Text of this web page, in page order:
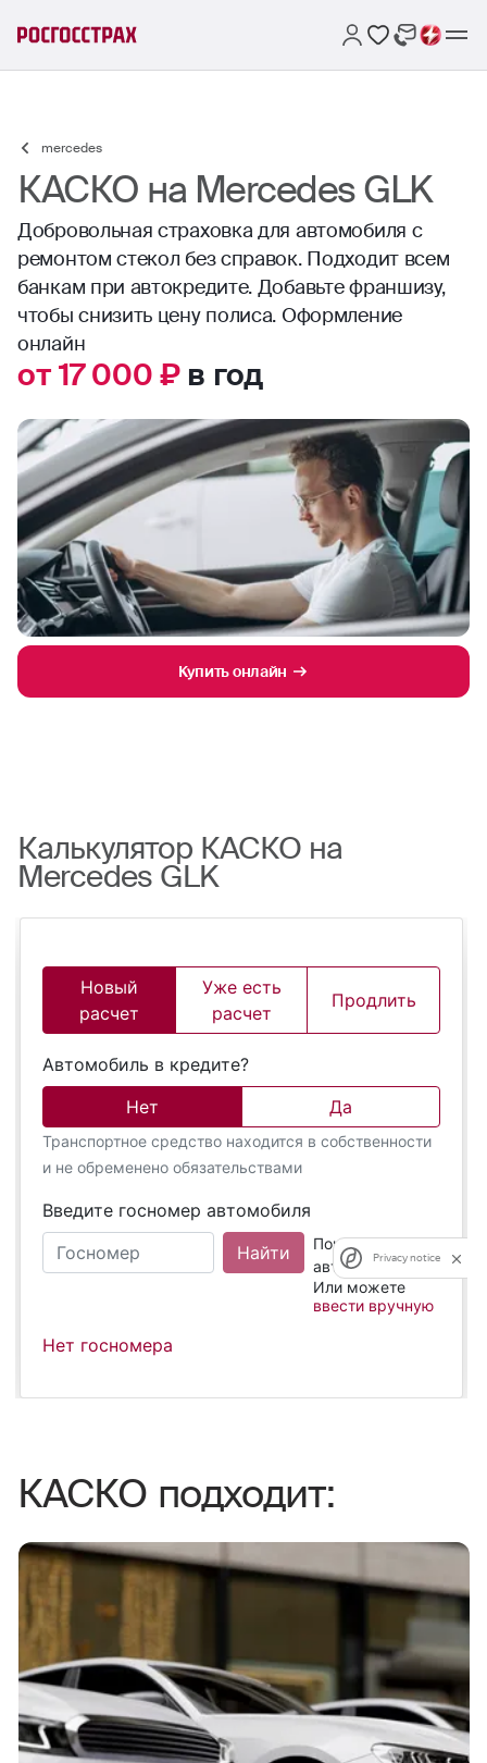
mercedes
КАСКО на Mercedes GLK
Добровольная страховка для автомобиля с
ремонтом стекол без справок. Подходит всем
банкам при автокредите. Добавьте франшизу,
чтобы снизить цену полиса. Оформление
онлайн
от 17 000 ₽в год
Купить онлайн
Калькулятор КАСКО на
Mercedes GLK
КАСКО подходит: